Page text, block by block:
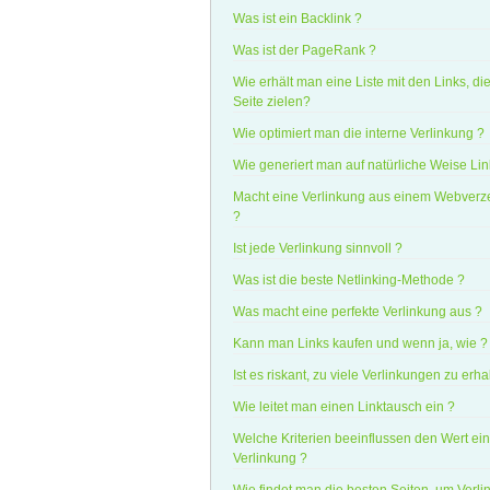
Was ist ein Backlink ?
Was ist der PageRank ?
Wie erhält man eine Liste mit den Links,
Seite zielen?
Wie optimiert man die interne Verlinkung ?
Wie generiert man auf natürliche Weise
Macht eine Verlinkung aus einem
?
Ist jede Verlinkung sinnvoll ?
Was ist die beste Netlinking-Methode ?
Was macht eine perfekte Verlinkung aus ?
Kann man Links kaufen und wenn ja, wie ?
Ist es riskant, zu viele Verlinkungen zu
Wie leitet man einen Linktausch ein ?
Welche Kriterien beeinflussen den Wert
Verlinkung ?